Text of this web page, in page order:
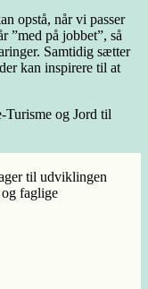
opstå, når vi passer
”med på jobbet”, så
Samtidig sætter
kan inspirere til at
Turisme og Jord til
til udviklingen
og faglige